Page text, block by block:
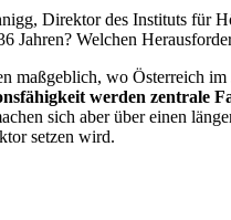
Direktor des Instituts für
Jahren? Welchen
maßgeblich, wo Österreich
werden zentrale
sich aber über einen
setzen wird.